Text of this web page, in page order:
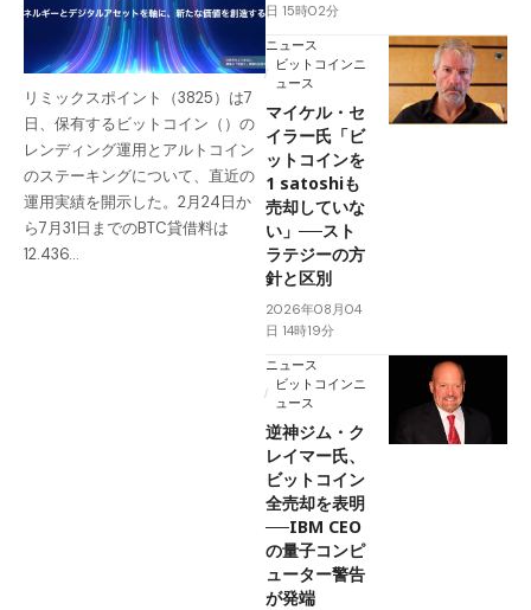
リミックスポイント（3825）は7
日、保有するビットコイン（）の
レンディング運用とアルトコイン
のステーキングについて、直近の
運用実績を開示した。2月24日か
ら7月31日までのBTC貸借料は
12.436…
日 15時02分
ニュース
ビットコインニ
ュース
マイケル・セ
イラー氏「ビ
ットコインを
1 satoshiも
売却していな
い」──スト
ラテジーの方
針と区別
2026年08月04
日 14時19分
ニュース
ビットコインニ
ュース
逆神ジム・ク
レイマー氏、
ビットコイン
全売却を表明
──IBM CEO
の量子コンピ
ューター警告
が発端